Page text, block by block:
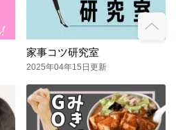
家事コツ研究室
2025年04年15日更新